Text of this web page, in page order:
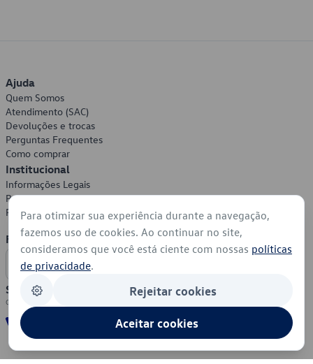
Ajuda
Quem Somos
Atendimento (SAC)
Devoluções e trocas
Perguntas Frequentes
Como comprar
Institucional
Informações Legais
Política de Privacidade
Política de Cookies
Formas de Pagamento
Segurança
Para otimizar sua experiência durante a navegação,
fazemos uso de cookies. Ao continuar no site,
consideramos que você está ciente com nossas políticas
de privacidade.
Rejeitar cookies
Aceitar cookies